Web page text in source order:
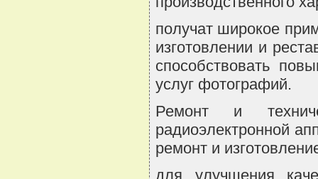
получат широкое
изготовлении и
способствовать
услуг фотографий.
Ремонт и
радиоэлектронной
ремонт и
для улучшения